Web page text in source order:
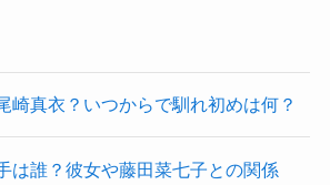
崎真衣？いつからで馴れ初めは何？
は誰？彼女や藤田菜七子との関係